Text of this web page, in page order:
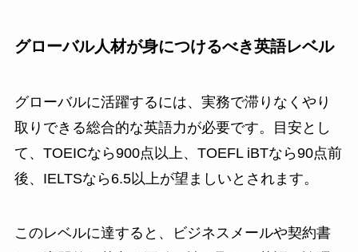
グローバル人材が身につけるべき英語レベル
グローバルに活躍するには、実務で滞りなくやり
取りできる総合的な英語力が必要です。目安とし
て、TOEICなら900点以上、TOEFL iBTなら90点前
後、IELTSなら6.5以上が望ましいとされます。
このレベルに達すると、ビジネスメールや契約書